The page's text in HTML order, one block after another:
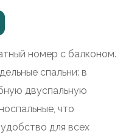
номер с балконом.
спальни: в
двуспальную
что
для всех